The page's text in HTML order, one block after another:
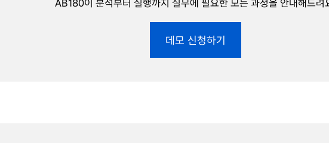
AB180이 분석부터 실행까지 실무에 필요한 모든 과정을 안내해드려
데모 신청하기